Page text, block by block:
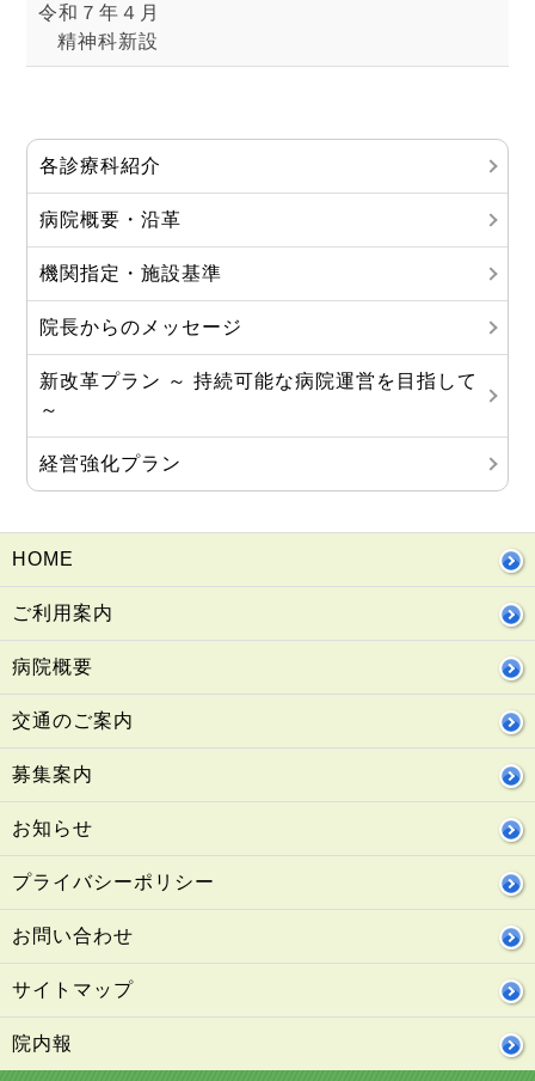
令和７年４月
精神科新設
各診療科紹介
病院概要・沿革
機関指定・施設基準
院長からのメッセージ
新改革プラン ～ 持続可能な病院運営を目指して
～
経営強化プラン
HOME
ご利用案内
病院概要
交通のご案内
募集案内
お知らせ
プライバシーポリシー
お問い合わせ
サイトマップ
院内報